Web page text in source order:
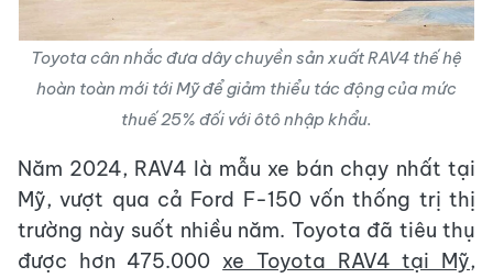
Toyota cân nhắc đưa dây chuyền sản xuất RAV4 thế hệ
hoàn toàn mới tới Mỹ để giảm thiểu tác động của mức
thuế 25% đối với ôtô nhập khẩu.
Năm 2024, RAV4 là mẫu xe bán chạy nhất tại
Mỹ, vượt qua cả Ford F-150 vốn thống trị thị
trường này suốt nhiều năm. Toyota đã tiêu thụ
được hơn 475.000 xe Toyota RAV4 tại Mỹ,